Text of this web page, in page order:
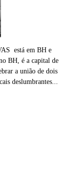
está em BH e
BH, é a capital de
a união de dois
deslumbrantes...